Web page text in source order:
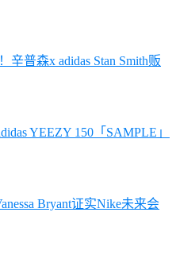
普森x adidas Stan Smith贩
YEEZY 150「SAMPLE」
Bryant证实Nike未来会